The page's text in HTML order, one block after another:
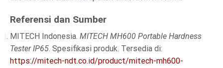
Referensi dan Sumber
MITECH Indonesia. MITECH MH600 Portable Hardness
Tester IP65. Spesifikasi produk. Tersedia di:
https://mitech-ndt.co.id/product/mitech-mh600-